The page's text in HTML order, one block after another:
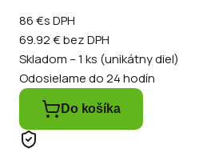
86 €s DPH
69.92 €bez DPH
Skladom – 1 ks (unikátny diel)
Odosielame do 24 hodín
Do košíka